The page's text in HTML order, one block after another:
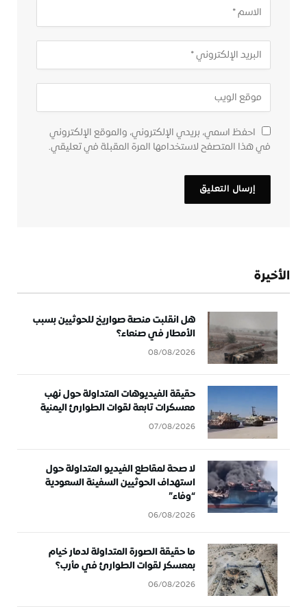
احفظ اسمي، بريدي الإلكتروني، والموقع الإلكتروني
في هذا المتصفح لاستخدامها المرة المقبلة في تعليقي.
الأخيرة
هل انقلبت منصة صواريخ للحوثيين بسبب
الأمطار في صنعاء؟
08/08/2026
حقيقة الفيديوهات المتداولة حول نهب
معسكرات تابعة لقوات الطوارئ اليمنية
07/08/2026
لا صحة لمقاطع الفيديو المتداولة حول
استهداف الحوثيين السفينة السعودية
“وفاء”
06/08/2026
ما حقيقة الصورة المتداولة لدمار خيام
بمعسكر لقوات الطوارئ في مأرب؟
06/08/2026